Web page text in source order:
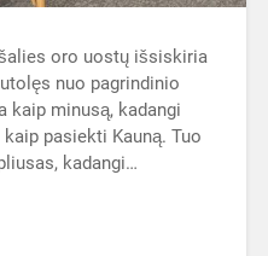
oro uostų išsiskiria
nuo pagrindinio
kaip minusą, kadangi
pasiekti Kauną. Tuo
kadangi…